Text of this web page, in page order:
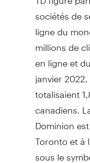
sociétés de
ligne du
millions de
en ligne et
janvier
totalisaient
canadiens.
Dominion
Torontoet à
sous le